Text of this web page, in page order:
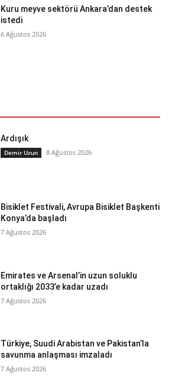
Kuru meyve sektörü Ankara’dan destek
istedi
6 Ağustos 2026
Ardışık
Demir Uzun 8 Ağustos 2026
Bisiklet Festivali, Avrupa Bisiklet Başkenti
Konya’da başladı
7 Ağustos 2026
Emirates ve Arsenal’in uzun soluklu
ortaklığı 2033’e kadar uzadı
7 Ağustos 2026
Türkiye, Suudi Arabistan ve Pakistan’la
savunma anlaşması imzaladı
7 Ağustos 2026